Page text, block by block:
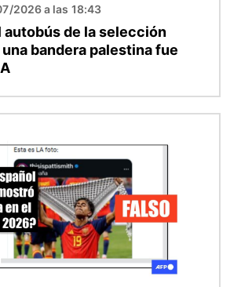
2026 a las 18:43
autobús de la selección
bandera palestina fue